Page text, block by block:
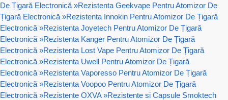
De Țigară Electronică »Rezistenta Geekvape Pentru Atomizor De
Țigară Electronică »Rezistenta Innokin Pentru Atomizor De Țigară
Electronică »Rezistenta Joyetech Pentru Atomizor De Țigară
Electronică »Rezistenta Kanger Pentru Atomizor De Țigară
Electronică »Rezistenta Lost Vape Pentru Atomizor De Țigară
Electronică »Rezistenta Uwell Pentru Atomizor De Țigară
Electronică »Rezistenta Vaporesso Pentru Atomizor De Țigară
Electronică »Rezistenta Voopoo Pentru Atomizor De Țigară
Electronică »Rezistente OXVA »Rezistente si Capsule Smoktech